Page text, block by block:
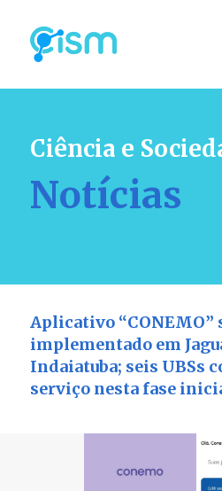
Ciência e
Notícias
Aplicativo “CONEMO”
implementado em
Indaiatuba; seis UBSs
serviço nesta fase